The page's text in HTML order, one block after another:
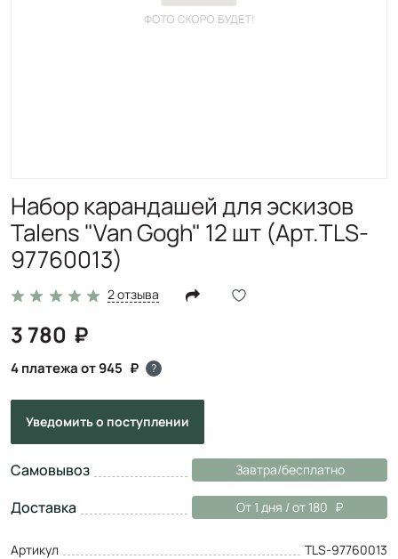
Набор карандашей для эскизов
Talens "Van Gogh" 12 шт (Арт.TLS-
97760013)
2 отзыва
3 780
4 платежа от 945 ?
Уведомитьо поступлении
Самовывоз Завтра/бесплатно
Доставка От 1 дня / от 180
Артикул
TLS-97760013